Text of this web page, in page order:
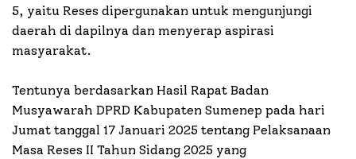
5, yaitu Reses dipergunakan untuk mengunjungi
daerah di dapilnya dan menyerap aspirasi
masyarakat.
Tentunya berdasarkan Hasil Rapat Badan
Musyawarah DPRD Kabupaten Sumenep pada hari
Jumat tanggal 17 Januari 2025 tentang Pelaksanaan
Masa Reses II Tahun Sidang 2025 yang